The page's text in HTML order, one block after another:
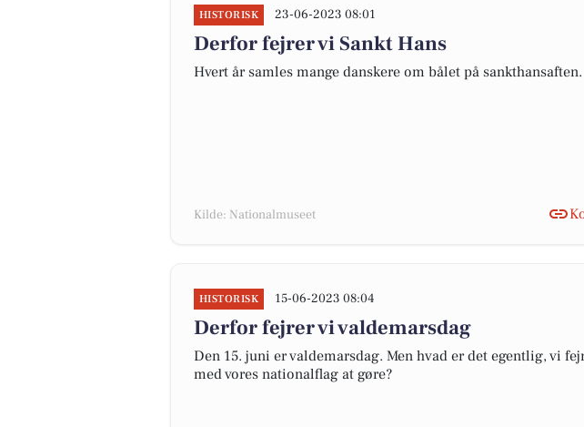
HISTORISK 23-06-2023 08:01
Derfor fejrer vi Sankt Hans
Hvert år samles mange danskere om bålet på sankthansaften.
Kilde: Nationalmuseet
HISTORISK 15-06-2023 08:04
Derfor fejrer vi valdemarsdag
Den 15. juni er valdemarsdag. Men hvad er det egentlig, vi
med vores nationalflag at gøre?